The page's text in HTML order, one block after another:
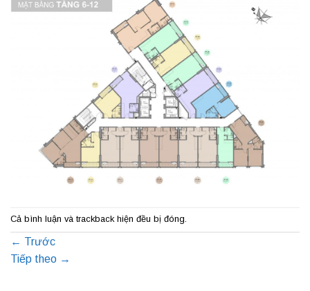
Cả bình luận và trackback hiện đều bị đóng.
← Trước
Tiếp theo →